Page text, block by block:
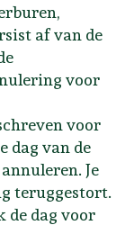
af van de
voor
voor
dag van de
Je
teruggestort.
de dag voor